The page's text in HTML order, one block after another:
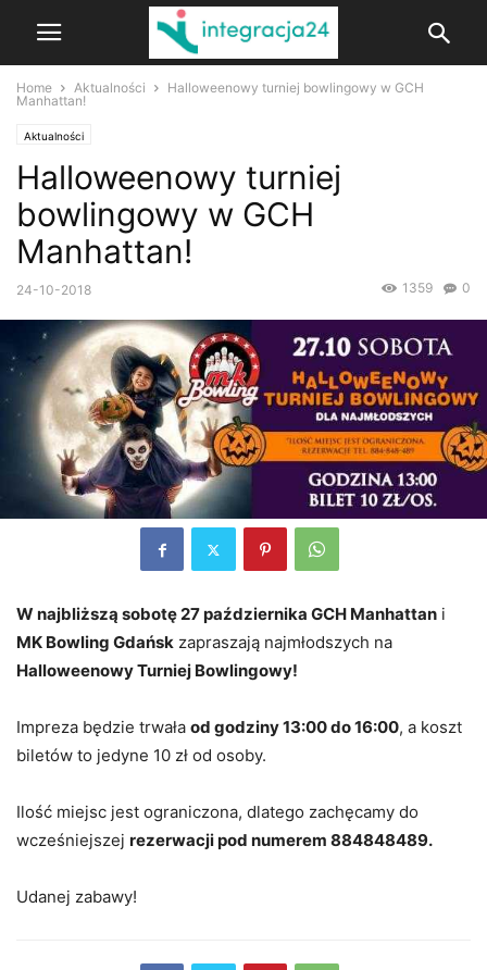
Home Aktualności
Halloweenowy turniej bowlingowy w GCH
Manhattan!
Aktualności
Halloweenowy turniej
bowlingowy w GCH
Manhattan!
24-10-2018 0
1359
W najbliższą sobotę 27 października GCH Manhattan i
MK Bowling Gdańsk zapraszają najmłodszych na
Halloweenowy Turniej Bowlingowy!
Impreza będzie trwała od godziny 13:00 do 16:00, a koszt
biletów to jedyne 10 zł od osoby.
Ilość miejsc jest ograniczona, dlatego zachęcamy do
wcześniejszej rezerwacji pod numerem 884848489.
Udanej zabawy!